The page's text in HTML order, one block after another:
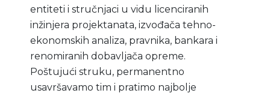
entiteti i stručnjaci u vidu licenciranih
inžinjera projektanata, izvođača tehno-
ekonomskih analiza, pravnika, bankara i
renomiranih dobavljača opreme.
Poštujući struku, permanentno
usavršavamo tim i pratimo najbolje